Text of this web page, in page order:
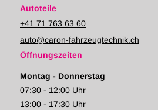
Autoteile
+41 71 763 63 60
auto@caron-fahrzeugtechnik.ch
Öffnungszeiten
Montag - Donnerstag
07:30 - 12:00 Uhr
13:00 - 17:30 Uhr